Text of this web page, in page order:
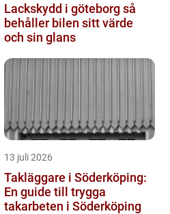
Lackskydd i göteborg så
behåller bilen sitt värde
och sin glans
13 juli 2026
Takläggare i Söderköping:
En guide till trygga
takarbeten i Söderköping